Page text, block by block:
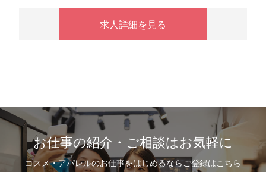
す。
※ 実働8時間以上は1.25倍
※ 夜10時以降は1.25倍
求人詳細を見る
お仕事の紹介・ご相談はお気軽に
コスメ・アパレルのお仕事をはじめるならご登録はこちら